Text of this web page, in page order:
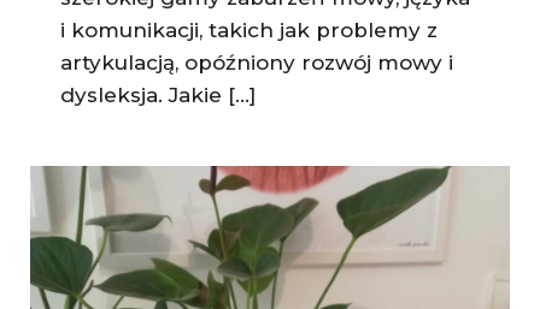
i komunikacji, takich jak problemy z
artykulacją, opóźniony rozwój mowy i
dysleksja. Jakie […]